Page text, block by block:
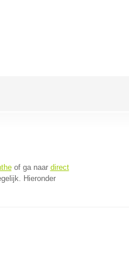
of ga naar direct
Hieronder